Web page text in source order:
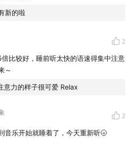
是一档以爱好者的视角分享音乐
己的力量，让你能听到更丰富的音
房话播客：
混音带：Vibration Mixtape
新的啦
2
比较好，睡前听太快的语速得集中注意
～
意力的样子很可爱 Relax
2
音乐开始就睡着了，今天重新听🌝